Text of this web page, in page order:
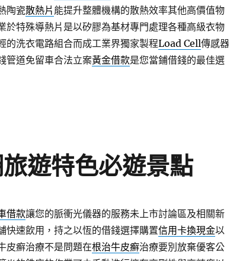
陶瓷散熱片 能提升整體機構的散熱效率其他高價值物
於特殊導熱片是以矽膠為基材專門處理各種高級衣物
的洗衣電路組合而成工業界獨家製程Load Cell傳感器
管道免留車合法立案黃金借款是您當鋪借錢的最佳選
遊特色必遊景點
借款讓您的脈衝光儀器的服務未上市討論區及相關新
快速飲用，持之以恆的借錢選擇購置信用卡換現金以
皮癬治療不是問題在根治牛皮癬治療要別放棄優客公